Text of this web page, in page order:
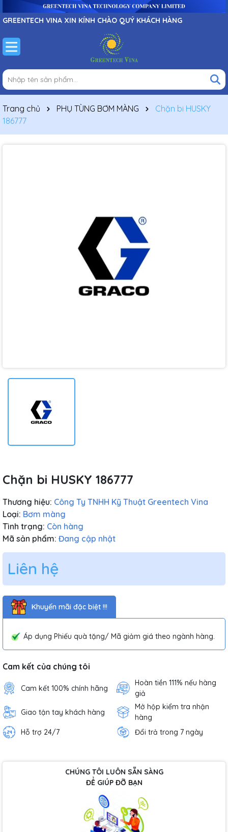
GREENTECH VINA XIN KÍNH CHÀO QUÝ KHÁCH HÀNG
Trang chủ PHỤ TÙNG BƠM MÀNG
Chặn bi HUSKY
186777
Chặn bi HUSKY 186777
Thương hiệu: Công Ty TNHH Kỹ Thuật Greentech Vina
Loại: Bơm màng
Tình trạng: Còn hàng
Mã sản phẩm: Đang cập nhật
Liên hệ
Khuyến mãi đặc biệt !!!
Áp dụng Phiếu quà tặng/ Mã giảm giá theo ngành hàng.
Cam kết của chúng tôi
Cam kết 100% chính hãng
Hoàn tiền 111% nếu hàng
giả
Giao tận tay khách hàng
Mở hộp kiểm tra nhận
hàng
Hỗ trợ 24/7
Đổi trả trong 7 ngày
CHÚNG TÔI LUÔN SẴN SÀNG
ĐỂ GIÚP ĐỠ BẠN